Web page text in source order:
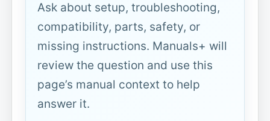
Ask about setup, troubleshooting,
compatibility, parts, safety, or
missing instructions. Manuals+ will
review the question and use this
page’s manual context to help
answer it.